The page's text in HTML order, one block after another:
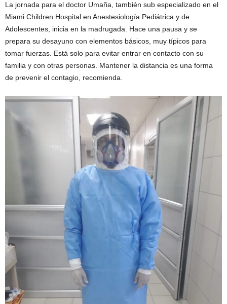
La jornada para el doctor Umaña, también sub especializado en el
Miami Children Hospital en Anestesiología Pediátrica y de
Adolescentes, inicia en la madrugada. Hace una pausa y se
prepara su desayuno con elementos básicos, muy típicos para
tomar fuerzas. Está solo para evitar entrar en contacto con su
familia y con otras personas. Mantener la distancia es una forma
de prevenir el contagio, recomienda.